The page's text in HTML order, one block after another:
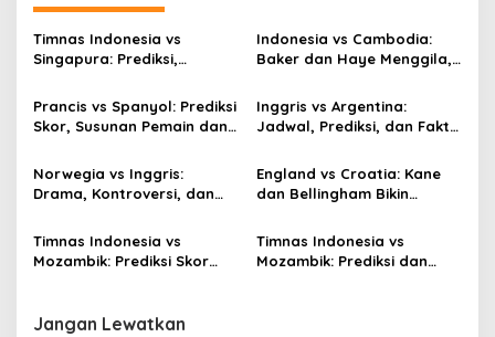
Timnas Indonesia vs
Singapura: Prediksi,
Indonesia vs Cambodia:
Baker dan Haye Menggila,
Prancis vs Spanyol: Prediksi
Skor, Susunan Pemain dan
Inggris vs Argentina:
Jadwal, Prediksi, dan Fakta
Norwegia vs Inggris:
Drama, Kontroversi, dan
England vs Croatia: Kane
dan Bellingham Bikin
Timnas Indonesia vs
Mozambik: Prediksi Skor
Timnas Indonesia vs
Mozambik: Prediksi dan
Jangan Lewatkan